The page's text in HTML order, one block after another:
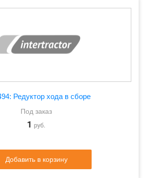
Редуктор хода в сборе
Под заказ
1 руб.
Добавить в корзину